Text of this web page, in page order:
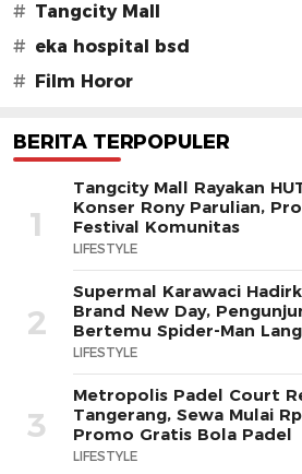
# Tangcity Mall
# eka hospital bsd
#
Film Horor
BERITA TERPOPULER
1
Tangcity Mall Rayakan
Konser Rony Parulian,
Festival Komunitas
LIFESTYLE
2
Supermal Karawaci
Brand New Day,
Bertemu Spider-Man
LIFESTYLE
3
Metropolis Padel Court
Tangerang, Sewa Mulai
Promo Gratis Bola Padel
LIFESTYLE